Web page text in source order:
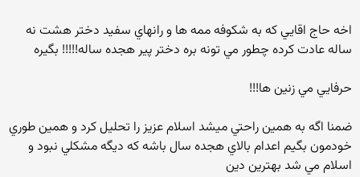
اخه حاج اقايي كه به شكوفه ممه ها و رانهاي سفيد دختر هشت نه
ساله عادت كرده چطور مي تونه بره دختر پير هجده ساله!!!!! بگيره
حرفايي مي زنين ها!!!
ضمنا اگه به همين راحتي ميشد اسلام عزيز را تحليل كرد و همين طوري
خودمون بگيم اعدام بالاي هجده سال باشه كه ديگه مشكلي نبود و
اسلام مي شد بهترين دين